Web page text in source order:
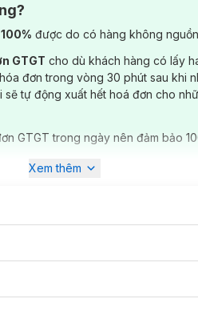
được do có hàng không
GTGT cho dù khách hàng có lấy
đơn trong vòng 30 phút sau khi
tự động xuất hết hoá đơn cho
GTGT trong ngày nên đảm bảo
Xem thêm